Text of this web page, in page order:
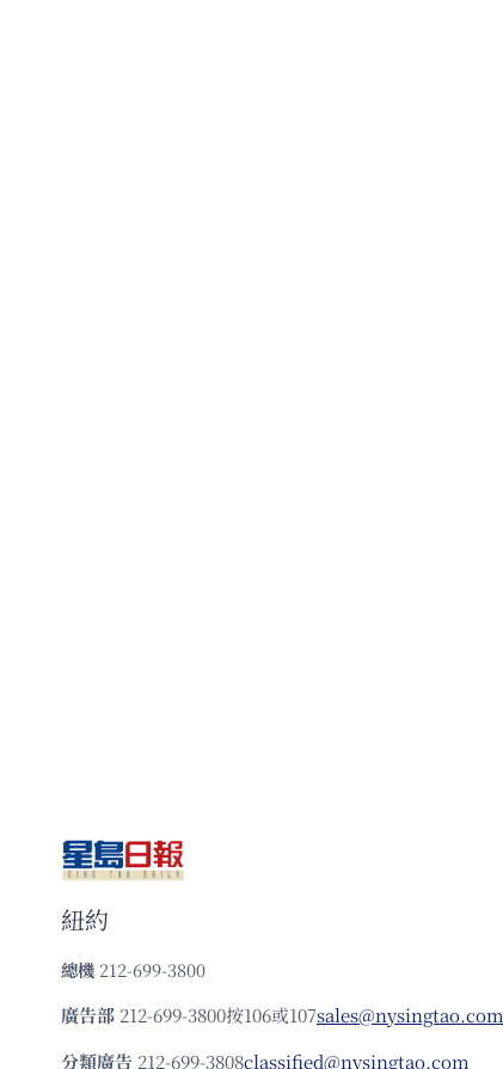
紐約
總機 212-699-3800
廣告部 212-699-3800按106或107sales@nysingtao.com
分類廣告 212-699-3808classified@nysingtao.com